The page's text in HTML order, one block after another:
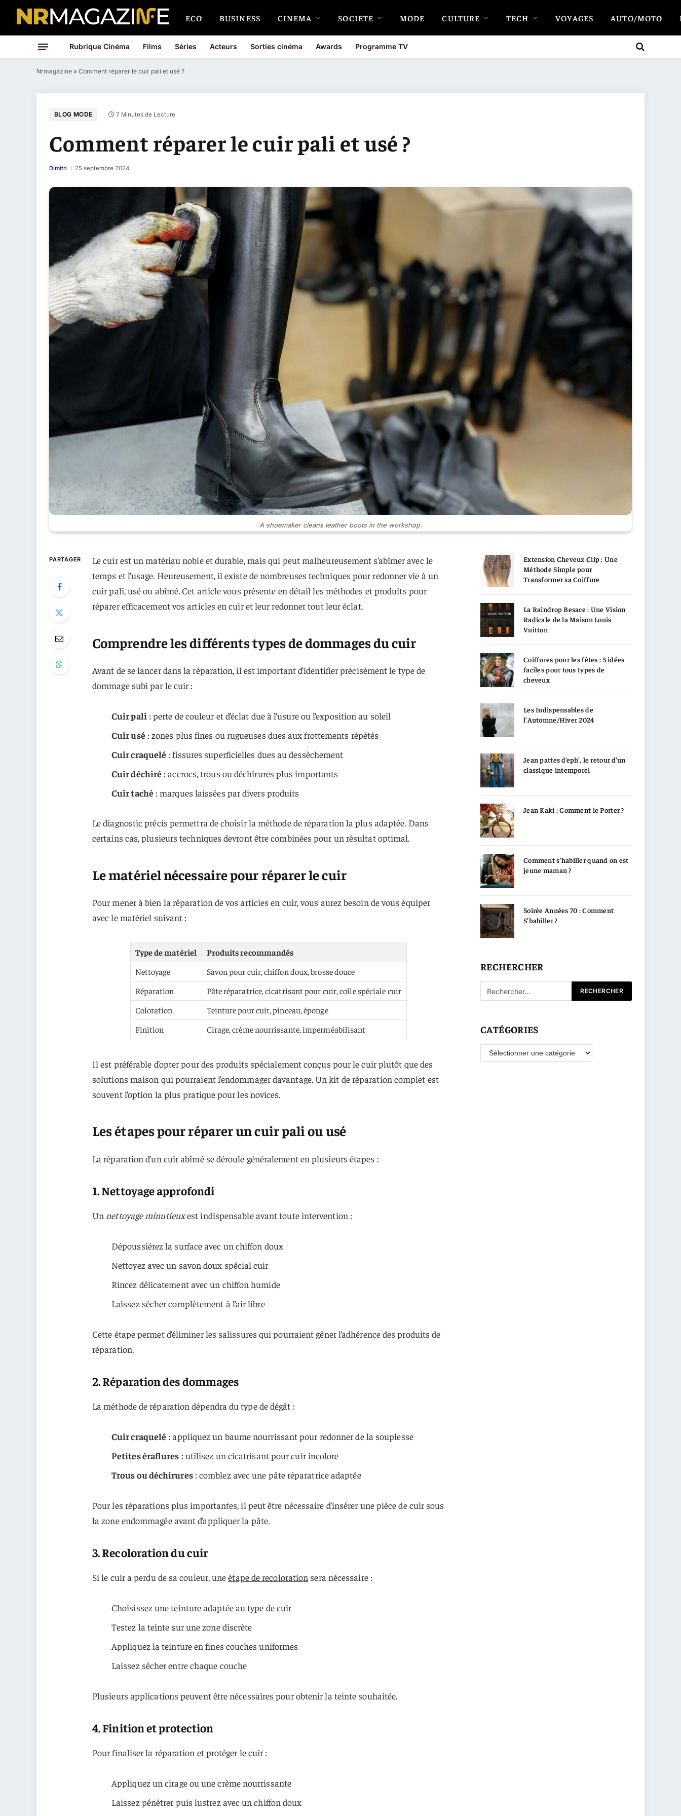
ECO BUSINESS CINEMA SOCIETE MODE CULTURE TECH VOYAGES AUTO/MOTO
Rubrique Cinéma Films Séries Acteurs Sorties cinéma Awards Programme TV
Nrmagazine » Comment réparer le cuir pali et usé ?
BLOG MODE 7 Minutes de Lecture
Comment réparer le cuir pali et usé ?
Dimitri 25 septembre 2024
A shoemaker cleans leather boots in the workshop.
PARTAGER
Le cuir est un matériau noble et durable, mais qui peut malheureusement s’abîmer avec le
temps et l’usage. Heureusement, il existe de nombreuses techniques pour redonner vie à un
cuir pali, usé ou abîmé. Cet article vous présente en détail les méthodes et produits pour
réparer efficacement vos articles en cuir et leur redonner tout leur éclat.
Comprendre les différents types de dommages du cuir
Avant de se lancer dans la réparation, il est important d’identifier précisément le type de
dommage subi par le cuir :
Cuir pali : perte de couleur et d’éclat due à l’usure ou l’exposition au soleil
Cuir usé: zones plus fines ou rugueuses dues aux frottements répétés
Cuir craquelé : fissures superficielles dues au dessèchement
Cuir déchiré : accrocs, trous ou déchirures plus importants
Cuir taché: marques laissées par divers produits
Le diagnostic précis permettra de choisir la méthode de réparation la plus adaptée. Dans
certains cas, plusieurs techniques devront être combinées pour un résultat optimal.
Le matériel nécessaire pour réparer le cuir
Pour mener à bien la réparation de vos articles en cuir, vous aurez besoin de vous équiper
avec le matériel suivant :
Type de matériel
Produits recommandés
Nettoyage
Savon pour cuir, chiffon doux, brosse douce
Réparation
Pâte réparatrice, cicatrisant pour cuir, colle spéciale cuir
Coloration
Teinture pour cuir, pinceau, éponge
Finition
Cirage, crème nourrissante, imperméabilisant
Il est préférable d’opter pour des produits spécialement conçus pour le cuir plutôt que des
solutions maison qui pourraient l’endommager davantage. Un kit de réparation complet est
souvent l’option la plus pratique pour les novices.
Les étapes pour réparer un cuir pali ou usé
La réparation d’un cuir abîmé se déroule généralement en plusieurs étapes :
1. Nettoyage approfondi
Un nettoyage minutieuxest indispensable avant toute intervention :
Dépoussiérez la surface avec un chiffon doux
Nettoyez avec un savon doux spécial cuir
Rincez délicatement avec un chiffon humide
Laissez sécher complètement à l’air libre
Cette étape permet d’éliminer les salissures qui pourraient gêner l’adhérence des produits de
réparation.
2. Réparation des dommages
La méthode de réparation dépendra du type de dégât :
Cuir craquelé : appliquez un baume nourrissant pour redonner de la souplesse
Petites éraflures : utilisez un cicatrisant pour cuir incolore
Trous ou déchirures: comblez avec une pâte réparatrice adaptée
Pour les réparations plus importantes, il peut être nécessaire d’insérer une pièce de cuir sous
la zone endommagée avant d’appliquer la pâte.
3. Recoloration du cuir
Si le cuir a perdu de sa couleur, uneétape de recoloration sera nécessaire :
Choisissez une teinture adaptée au type de cuir
Testez la teinte sur une zone discrète
Appliquez la teinture en fines couches uniformes
Laissez sécher entre chaque couche
Plusieurs applications peuvent être nécessaires pour obtenir la teinte souhaitée.
4. Finition et protection
Pour finaliser la réparation et protéger le cuir :
Appliquez un cirage ou une crème nourrissante
Laissez pénétrer puis lustrez avec un chiffon doux
Extension Cheveux Clip : Une
Méthode Simple pour
Transformer sa Coiffure
La Raindrop Besace : Une Vision
Radicale de la Maison Louis
Vuitton
Coiffures pour les fêtes : 5 idées
faciles pour tous types de
cheveux
Les Indispensables de
l’Automne/Hiver 2024
Jean pattes d’eph’, le retour d’un
classique intemporel
Jean Kaki : Comment le Porter ?
Comment s’habiller quand on est
jeune maman ?
Soirée Années 70 : Comment
S’habiller ?
RECHERCHER
CATÉGORIES
Catégories